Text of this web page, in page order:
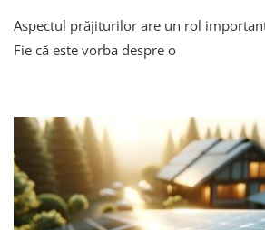
Aspectul prăjiturilor are un rol
Fie că este vorba despre o